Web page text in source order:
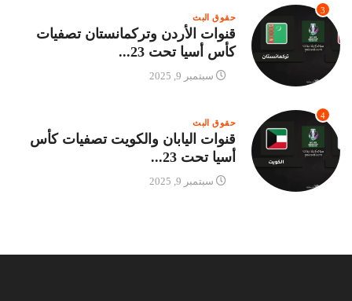
3
حقوق البث
قنوات الأردن وتركمانستان تصفيات
كأس أسيا تحت 23...
سبتمبر 9, 2025
4
حقوق البث
قنوات اليابان والكويت تصفيات كأس
أسيا تحت 23...
سبتمبر 9, 2025